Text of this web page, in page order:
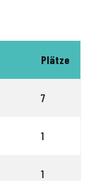
Plätze
7
1
1